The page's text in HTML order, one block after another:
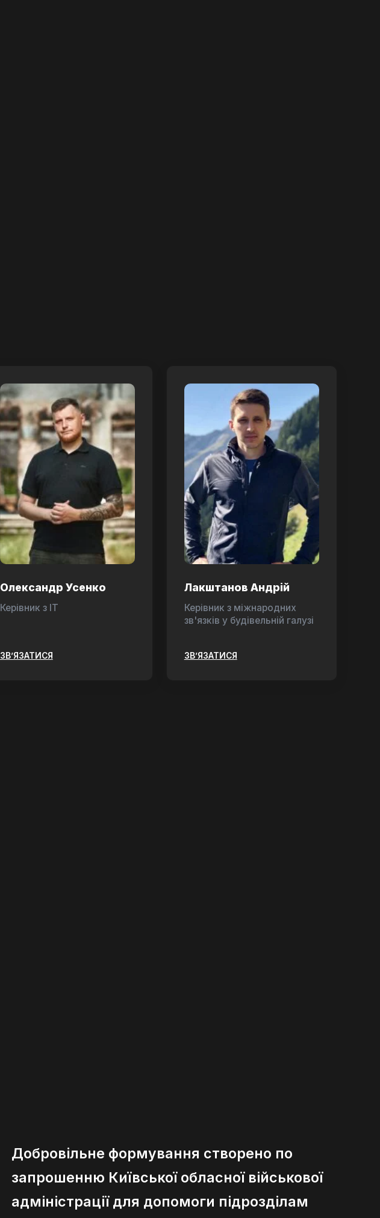
Олександр Усенко
Керівник з ІТ
ЗВ’ЯЗАТИСЯ
Лакштанов Андрій
Керівник з міжнародних
зв'язків у будівельній галузі
ЗВ’ЯЗАТИСЯ
Добровільне формування створено по
запрошенню Київської обласної військової
адміністрації для допомоги підрозділам